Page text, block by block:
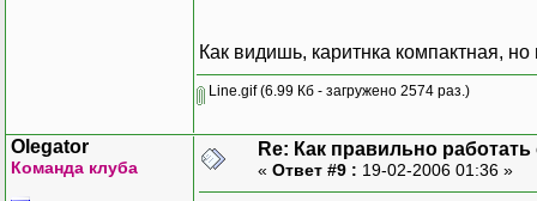
Как видишь, каритнка компактная,
Line.gif(6.99 Кб - загружено 2574 раз.)
Olegator
Команда клуба
Re: Как правильно
« Ответ #9 : 19-02-2006 01:36 »